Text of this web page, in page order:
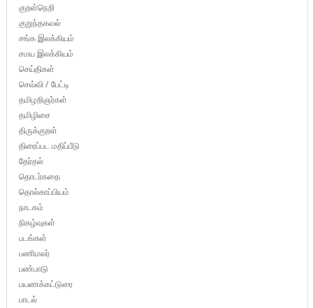
குறள்நெறி
குறுந்தகவல்
சங்க இலக்கியம்
சமய இலக்கியம்
செய்திகள்
செவ்வி / பேட்டி
தமிழறிஞர்கள்
தமிழிசை
திருக்குறள்
திரைப்பட மதிப்பீடு
தேர்தல்
தொடர்கதை
தொல்காப்பியம்
நாடகம்
நிகழ்வுகள்
படங்கள்
பணிமலர்
பண்பாடு
பயணக்கட்டுரை
பாடல்